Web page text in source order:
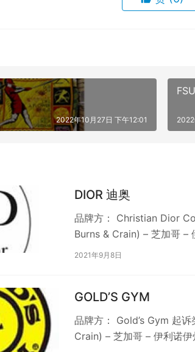
2022年10月27日 下午12:01
DIOR 迪奥
品牌方： Christian Dior
Burns & Crain) – 芝加哥 –
2021年9月8日
GOLD’S GYM
品牌方： Gold’s Gym 起
Crain) – 芝加哥 – 伊利诺